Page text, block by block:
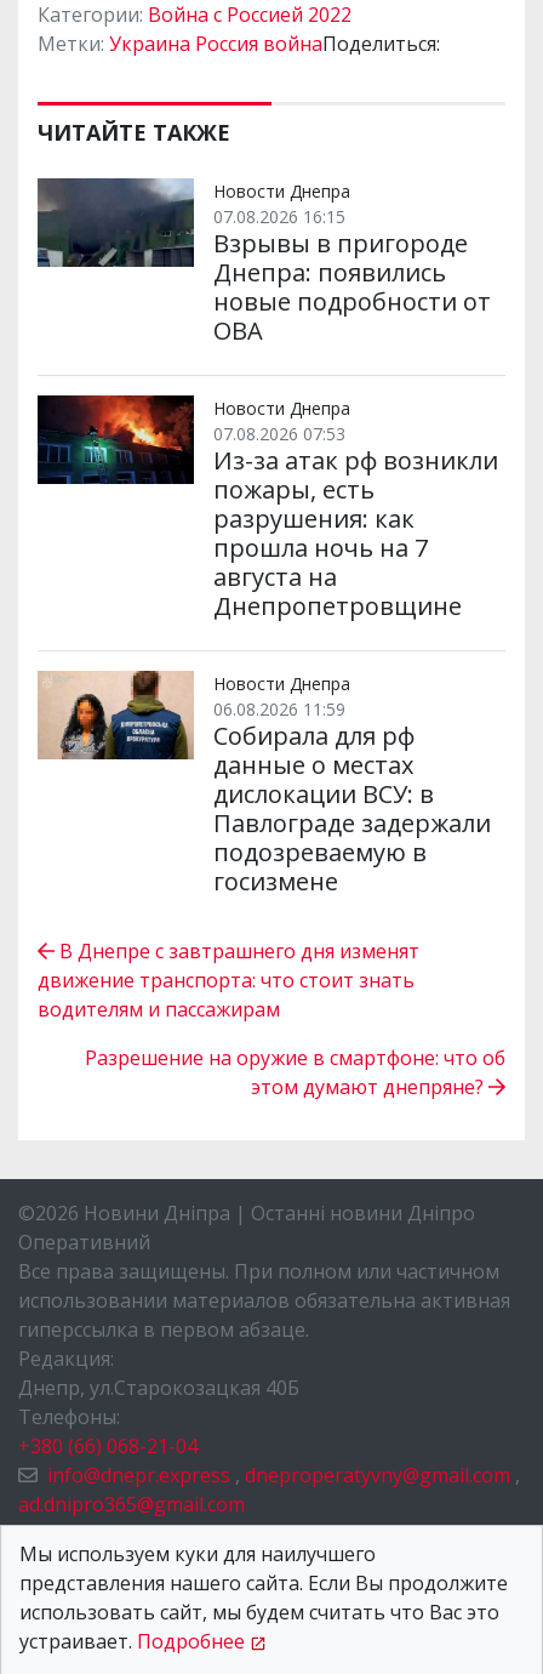
Категории: Война с Россией 2022
Метки: Украина Россия войнаПоделиться:
ЧИТАЙТЕ ТАКЖЕ
Новости Днепра
07.08.2026 16:15
Взрывы в пригороде
Днепра: появились
новые подробности от
ОВА
Новости Днепра
07.08.2026 07:53
Из-за атак рф возникли
пожары, есть
разрушения: как
прошла ночь на 7
августа на
Днепропетровщине
Новости Днепра
06.08.2026 11:59
Собирала для рф
данные о местах
дислокации ВСУ: в
Павлограде задержали
подозреваемую в
госизмене
В Днепре с завтрашнего дня изменят
движение транспорта: что стоит знать
водителям и пассажирам
Разрешение на оружие в смартфоне: что об
этом думают днепряне?
©2026 Новини Дніпра | Останні новини Дніпро
Оперативний
Все права защищены. При полном или частичном
использовании материалов обязательна активная
гиперссылка в первом абзаце.
Редакция:
Днепр, ул.Старокозацкая 40Б
Телефоны:
+380 (66) 068-21-04
info@dnepr.express , dneproperatyvny@gmail.com ,
ad.dnipro365@gmail.com
НОВОСТИ ДНЕПРА
О НАС
КОНТАКТЫ
Мы используем куки для наилучшего
представления нашего сайта. Если Вы продолжите
использовать сайт, мы будем считать что Вас это
устраивает. Подробнее